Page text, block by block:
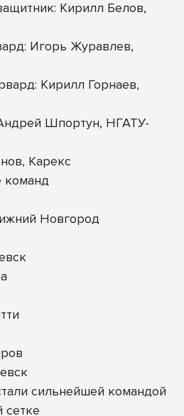
Кирилл Белов,
Игорь Журавлев,
Кирилл Горнаев,
Шпортун, НГАТУ-
Карекс
команд
Новгород
сильнейшей командой